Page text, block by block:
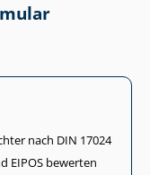
nach DIN 17024
EIPOS bewerten